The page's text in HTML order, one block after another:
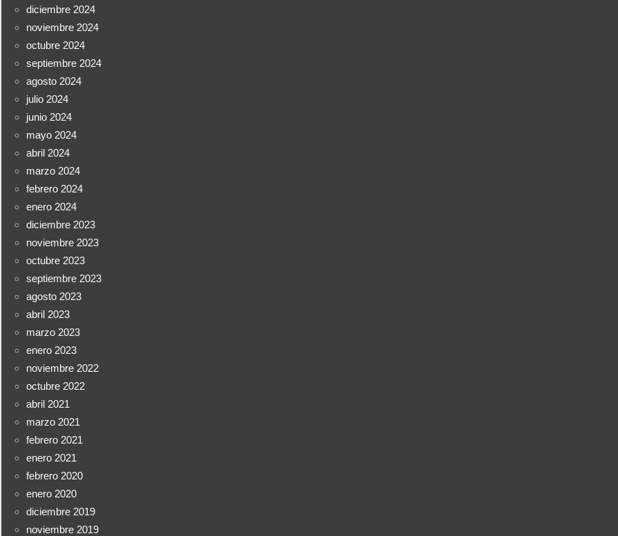
diciembre 2024
noviembre 2024
octubre 2024
septiembre 2024
agosto 2024
julio 2024
junio 2024
mayo 2024
abril 2024
marzo 2024
febrero 2024
enero 2024
diciembre 2023
noviembre 2023
octubre 2023
septiembre 2023
agosto 2023
abril 2023
marzo 2023
enero 2023
noviembre 2022
octubre 2022
abril 2021
marzo 2021
febrero 2021
enero 2021
febrero 2020
enero 2020
diciembre 2019
noviembre 2019